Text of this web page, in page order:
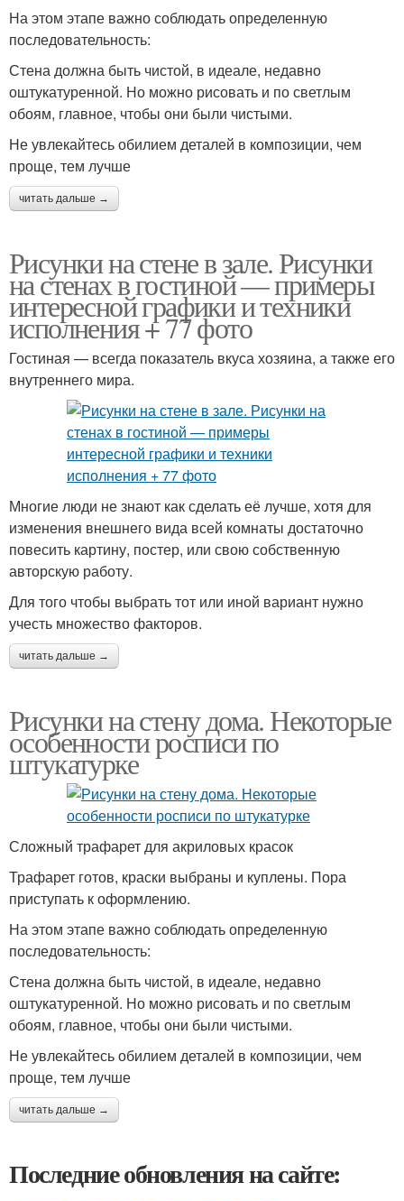
На этом этапе важно соблюдать определенную
последовательность:
Стена должна быть чистой, в идеале, недавно
оштукатуренной. Но можно рисовать и по светлым
обоям, главное, чтобы они были чистыми.
Не увлекайтесь обилием деталей в композиции, чем
проще, тем лучше
читать дальше →
Рисунки на стене в зале. Рисунки
на стенах в гостиной — примеры
интересной графики и техники
исполнения + 77 фото
Гостиная — всегда показатель вкуса хозяина, а также его
внутреннего мира.
Многие люди не знают как сделать её лучше, хотя для
изменения внешнего вида всей комнаты достаточно
повесить картину, постер, или свою собственную
авторскую работу.
Для того чтобы выбрать тот или иной вариант нужно
учесть множество факторов.
читать дальше →
Рисунки на стену дома. Некоторые
особенности росписи по
штукатурке
Сложный трафарет для акриловых красок
Трафарет готов, краски выбраны и куплены. Пора
приступать к оформлению.
На этом этапе важно соблюдать определенную
последовательность:
Стена должна быть чистой, в идеале, недавно
оштукатуренной. Но можно рисовать и по светлым
обоям, главное, чтобы они были чистыми.
Не увлекайтесь обилием деталей в композиции, чем
проще, тем лучше
читать дальше →
Последние обновления на сайте: